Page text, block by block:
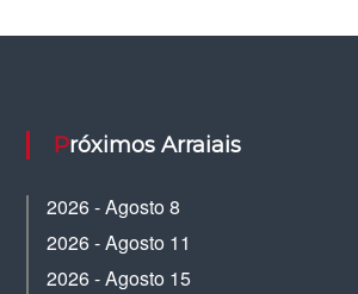
Próximos Arraiais
2026 - Agosto 8
2026 - Agosto 11
2026 - Agosto 15